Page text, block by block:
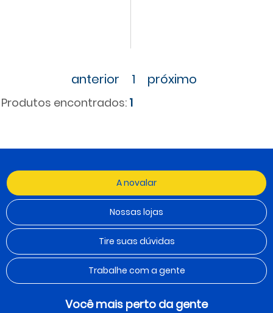
anterior 1 próximo
Produtos encontrados: 1
A novalar
Nossas lojas
Tire suas dúvidas
Trabalhe com a gente
Você mais perto da gente